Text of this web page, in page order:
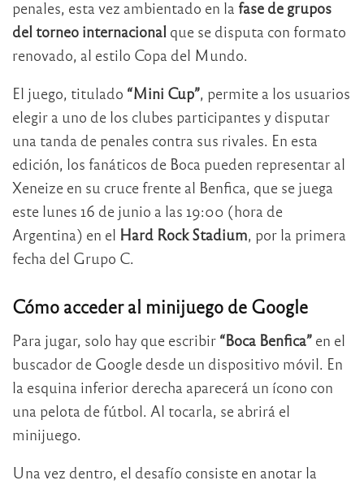
penales, esta vez ambientado en la fase de grupos
del torneo internacional que se disputa con formato
renovado, al estilo Copa del Mundo.
El juego, titulado “Mini Cup”, permite a los usuarios
elegir a uno de los clubes participantes y disputar
una tanda de penales contra sus rivales. En esta
edición, los fanáticos de Boca pueden representar al
Xeneize en su cruce frente al Benfica, que se juega
este lunes 16 de junio a las 19:00 (hora de
Argentina) en el Hard Rock Stadium, por la primera
fecha del Grupo C.
Cómo acceder al minijuego de Google
Para jugar, solo hay que escribir “Boca Benfica” en el
buscador de Google desde un dispositivo móvil. En
la esquina inferior derecha aparecerá un ícono con
una pelota de fútbol. Al tocarla, se abrirá el
minijuego.
Una vez dentro, el desafío consiste en anotar la